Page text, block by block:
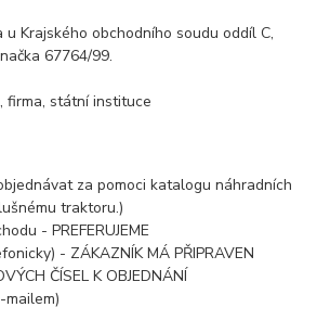
u Krajského obchodního soudu oddíl C,
67764/99.
firma, státní instituce
za pomoci katalogu náhradních
traktoru.)
- PREFERUJEME
- ZÁKAZNÍK MÁ PŘIPRAVEN
ČÍSEL K OBJEDNÁNÍ